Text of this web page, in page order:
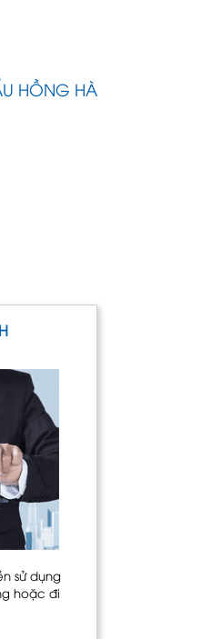
HỒNG HÀ
sử dụng
hoặc đi